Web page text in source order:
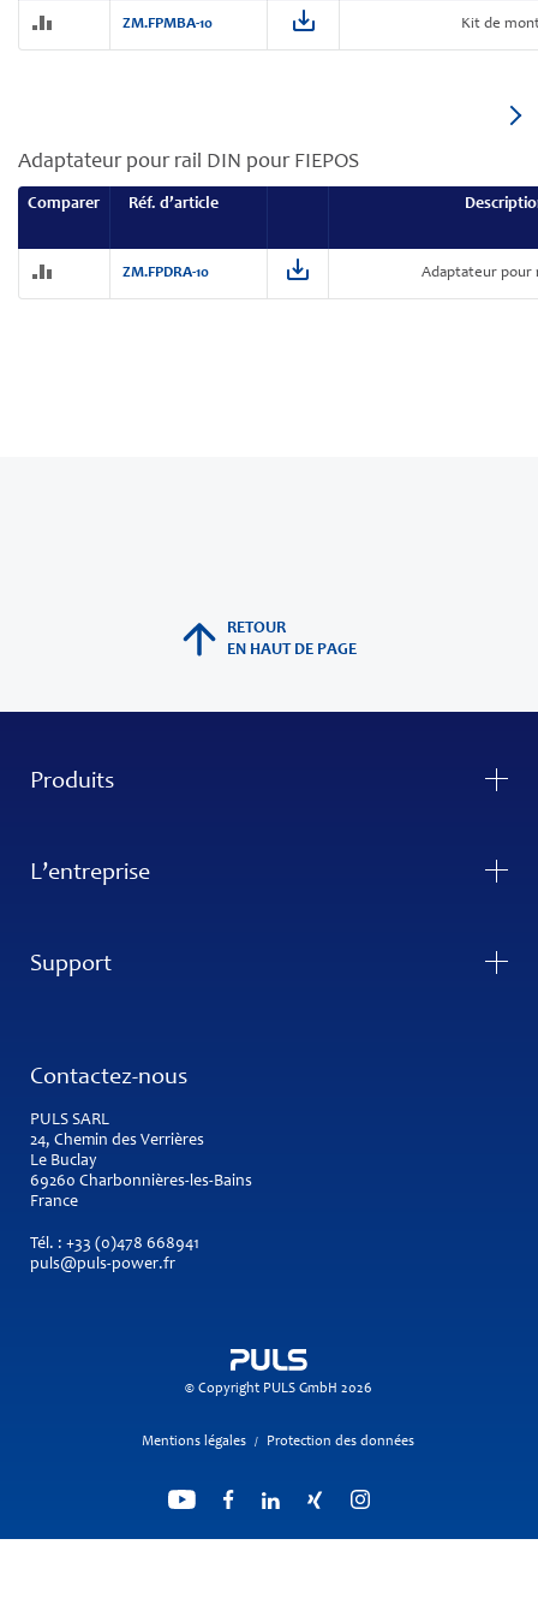
ZM.FPMBA-10 Kit de
Adaptateur pour rail DIN pour FIEPOS
Comparer Réf. d’article
ZM.FPDRA-10 Adaptateur pour
RETOUR
EN HAUT DE PAGE
Produits
L’entreprise
Support
Contactez-nous
PULS SARL
24, Chemin des Verrières
Le Buclay
69260 Charbonnières-les-Bains
France
Tél. : +33 (0)478 668941
puls@puls-power.fr
© Copyright PULS GmbH 2026
Mentions légales / Protection des données